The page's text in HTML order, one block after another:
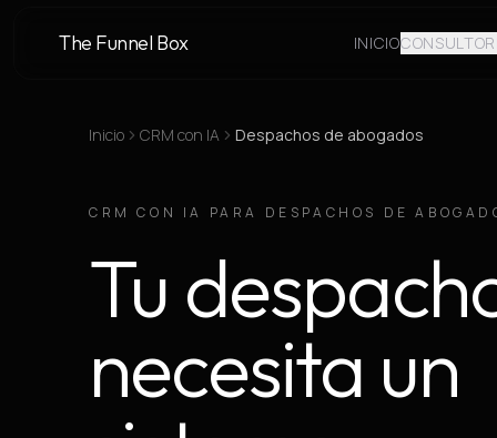
The Funnel Box INICIO
Inicio CRM con IA Despachos de abogados
CRM CON IA PARA DESPACHOS DE
Tu
necesita un